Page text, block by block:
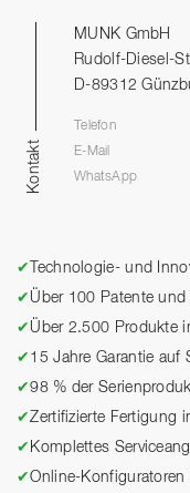
Kontakt
MUNK GmbH
Rudolf-Diesel-
D-89312
Telefon
E-Mail
WhatsApp
✔
Technologie- und
✔ Über 100 Patente und
✔ Über 2.500 Produkte
✔ 15 Jahre Garantie auf
✔98 % der
✔Zertifizierte Fertigung
✔ Komplettes
✔Online-Konfiguratoren